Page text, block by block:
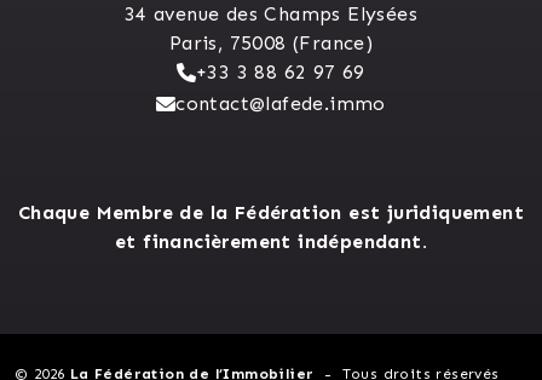
34 avenue des Champs Elysées
Paris, 75008 (France)
+33 3 88 62 97 69
contact@lafede.immo
Chaque Membre de la Fédération est juridiquement
et financièrement indépendant.
© 2026 La Fédération de l’Immobilier Tous droits réservés